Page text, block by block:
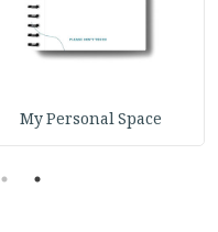
My Personal Space
1
2